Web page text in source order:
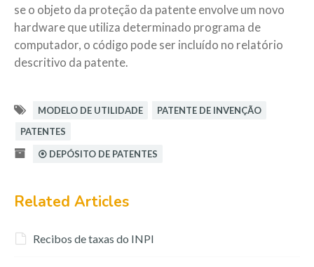
se o objeto da proteção da patente envolve um novo
hardware que utiliza determinado programa de
computador, o código pode ser incluído no relatório
descritivo da patente.
MODELO DE UTILIDADE
PATENTE DE INVENÇÃO
PATENTES
⦿ DEPÓSITO DE PATENTES
Related Articles
Recibos de taxas do INPI